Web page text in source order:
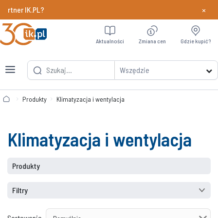
Dowiedz
×
Wszędzie
Aktualności Zmiana cen Gdzie kupić?
Produkty Klimatyzacja i wentylacja
Klimatyzacja i wentylacja
Produkty
Filtry